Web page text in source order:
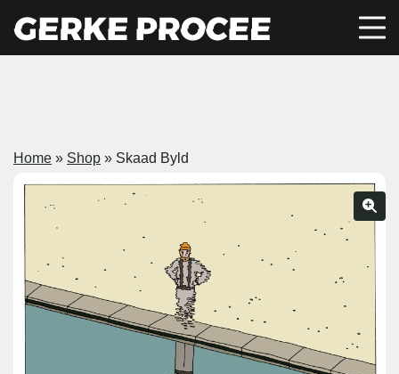
Home » Shop » Skaad Byld